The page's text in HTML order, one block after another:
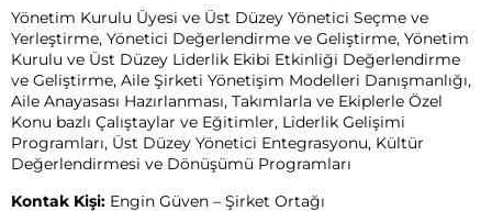
Yönetim Kurulu Üyesi ve Üst Düzey Yönetici Seçme ve
Yerleştirme, Yönetici Değerlendirme ve Geliştirme, Yönetim
Kurulu ve Üst Düzey Liderlik Ekibi Etkinliği Değerlendirme
ve Geliştirme, Aile Şirketi Yönetişim Modelleri Danışmanlığı,
Aile Anayasası Hazırlanması, Takımlarla ve Ekiplerle Özel
Konu bazlı Çalıştaylar ve Eğitimler, Liderlik Gelişimi
Programları, Üst Düzey Yönetici Entegrasyonu, Kültür
Değerlendirmesi ve Dönüşümü Programları
Kontak Kişi: Engin Güven – Şirket Ortağı